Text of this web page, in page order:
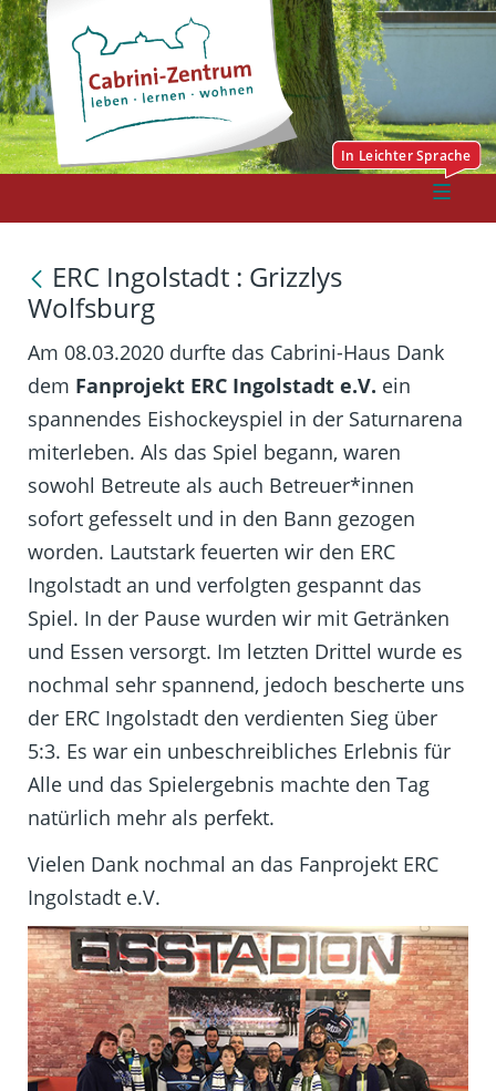
ERC Ingolstadt : Grizzlys
Wolfsburg
Am 08.03.2020 durfte das Cabrini-Haus Dank
dem Fanprojekt ERC Ingolstadt e.V. ein
spannendes Eishockeyspiel in der Saturnarena
miterleben. Als das Spiel begann, waren
sowohl Betreute als auch Betreuer*innen
sofort gefesselt und in den Bann gezogen
worden. Lautstark feuerten wir den ERC
Ingolstadt an und verfolgten gespannt das
Spiel. In der Pause wurden wir mit Getränken
und Essen versorgt. Im letzten Drittel wurde es
nochmal sehr spannend, jedoch bescherte uns
der ERC Ingolstadt den verdienten Sieg über
5:3. Es war ein unbeschreibliches Erlebnis für
Alle und das Spielergebnis machte den Tag
natürlich mehr als perfekt.
Vielen Dank nochmal an das Fanprojekt ERC
Ingolstadt e.V.